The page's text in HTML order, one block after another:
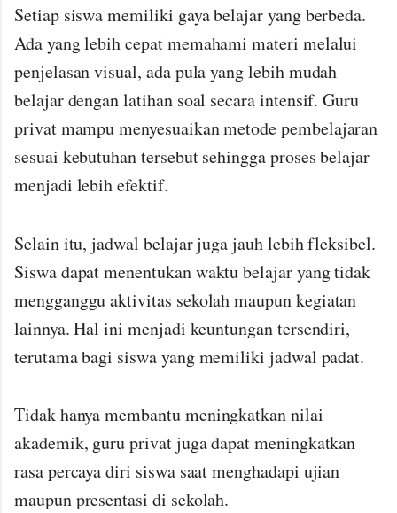
Setiap siswa memiliki gaya belajar yang berbeda.
Ada yang lebih cepat memahami materi melalui
penjelasan visual, ada pula yang lebih mudah
belajar dengan latihan soal secara intensif. Guru
privat mampu menyesuaikan metode pembelajaran
sesuai kebutuhan tersebut sehingga proses belajar
menjadi lebih efektif.
Selain itu, jadwal belajar juga jauh lebih fleksibel.
Siswa dapat menentukan waktu belajar yang tidak
mengganggu aktivitas sekolah maupun kegiatan
lainnya. Hal ini menjadi keuntungan tersendiri,
terutama bagi siswa yang memiliki jadwal padat.
Tidak hanya membantu meningkatkan nilai
akademik, guru privat juga dapat meningkatkan
rasa percaya diri siswa saat menghadapi ujian
maupun presentasi di sekolah.